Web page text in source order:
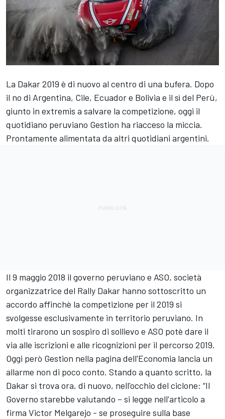
La Dakar 2019 è di nuovo al centro di una bufera. Dopo
il no di Argentina, Cile, Ecuador e Bolivia e il sì del Perù,
giunto in extremis a salvare la competizione, oggi il
quotidiano peruviano Gestion ha riacceso la miccia.
Prontamente alimentata da altri quotidiani argentini.
Il 9 maggio 2018 il governo peruviano e ASO, società
organizzatrice del Rally Dakar hanno sottoscritto un
accordo affinchè la competizione per il 2019 si
svolgesse esclusivamente in territorio peruviano. In
molti tirarono un sospiro di sollievo e ASO potè dare il
via alle iscrizioni e alle ricognizioni per il percorso 2019.
Oggi però Gestion nella pagina dell'Economia lancia un
allarme non di poco conto. Stando a quanto scritto, la
Dakar si trova ora, di nuovo, nell'occhio del ciclone: “Il
Governo starebbe valutando – si legge nell'articolo a
firma Victor Melgarejo - se proseguire sulla base